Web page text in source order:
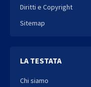
Diritti e Copyright
Sitemap
LA TESTATA
Chi siamo